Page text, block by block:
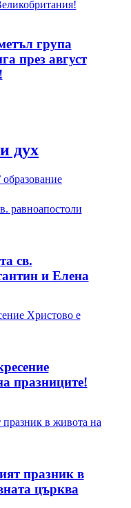
група
през август
дух
св.
и Елена
празниците!
празник в
църква